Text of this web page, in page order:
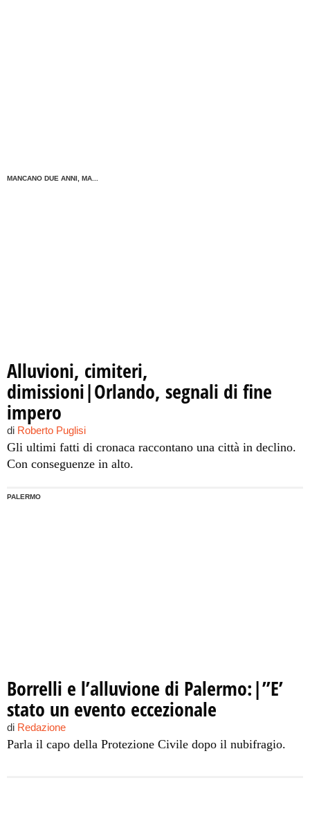
MANCANO DUE ANNI, MA...
Alluvioni, cimiteri,
dimissioni|Orlando, segnali di fine
impero
di Roberto Puglisi
Gli ultimi fatti di cronaca raccontano una città in declino.
Con conseguenze in alto.
PALERMO
Borrelli e l’alluvione di Palermo:|”E’
stato un evento eccezionale
di Redazione
Parla il capo della Protezione Civile dopo il nubifragio.